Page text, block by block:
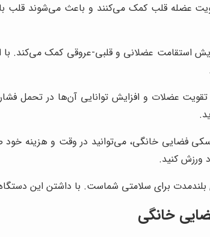
عضله قلب کمک می‌کنند و باعث می‌شوند قلب
استقامت عضلانی و قلبی-عروقی کمک می‌کند. با
عضلات و افزایش توانایی آن‌ها در تحمل
فضایی خانگی، می‌توانید در وقت و هزینه خود
ورزش کنید.
برای سلامتی شماست. با داشتن این دستگاه
خانگی